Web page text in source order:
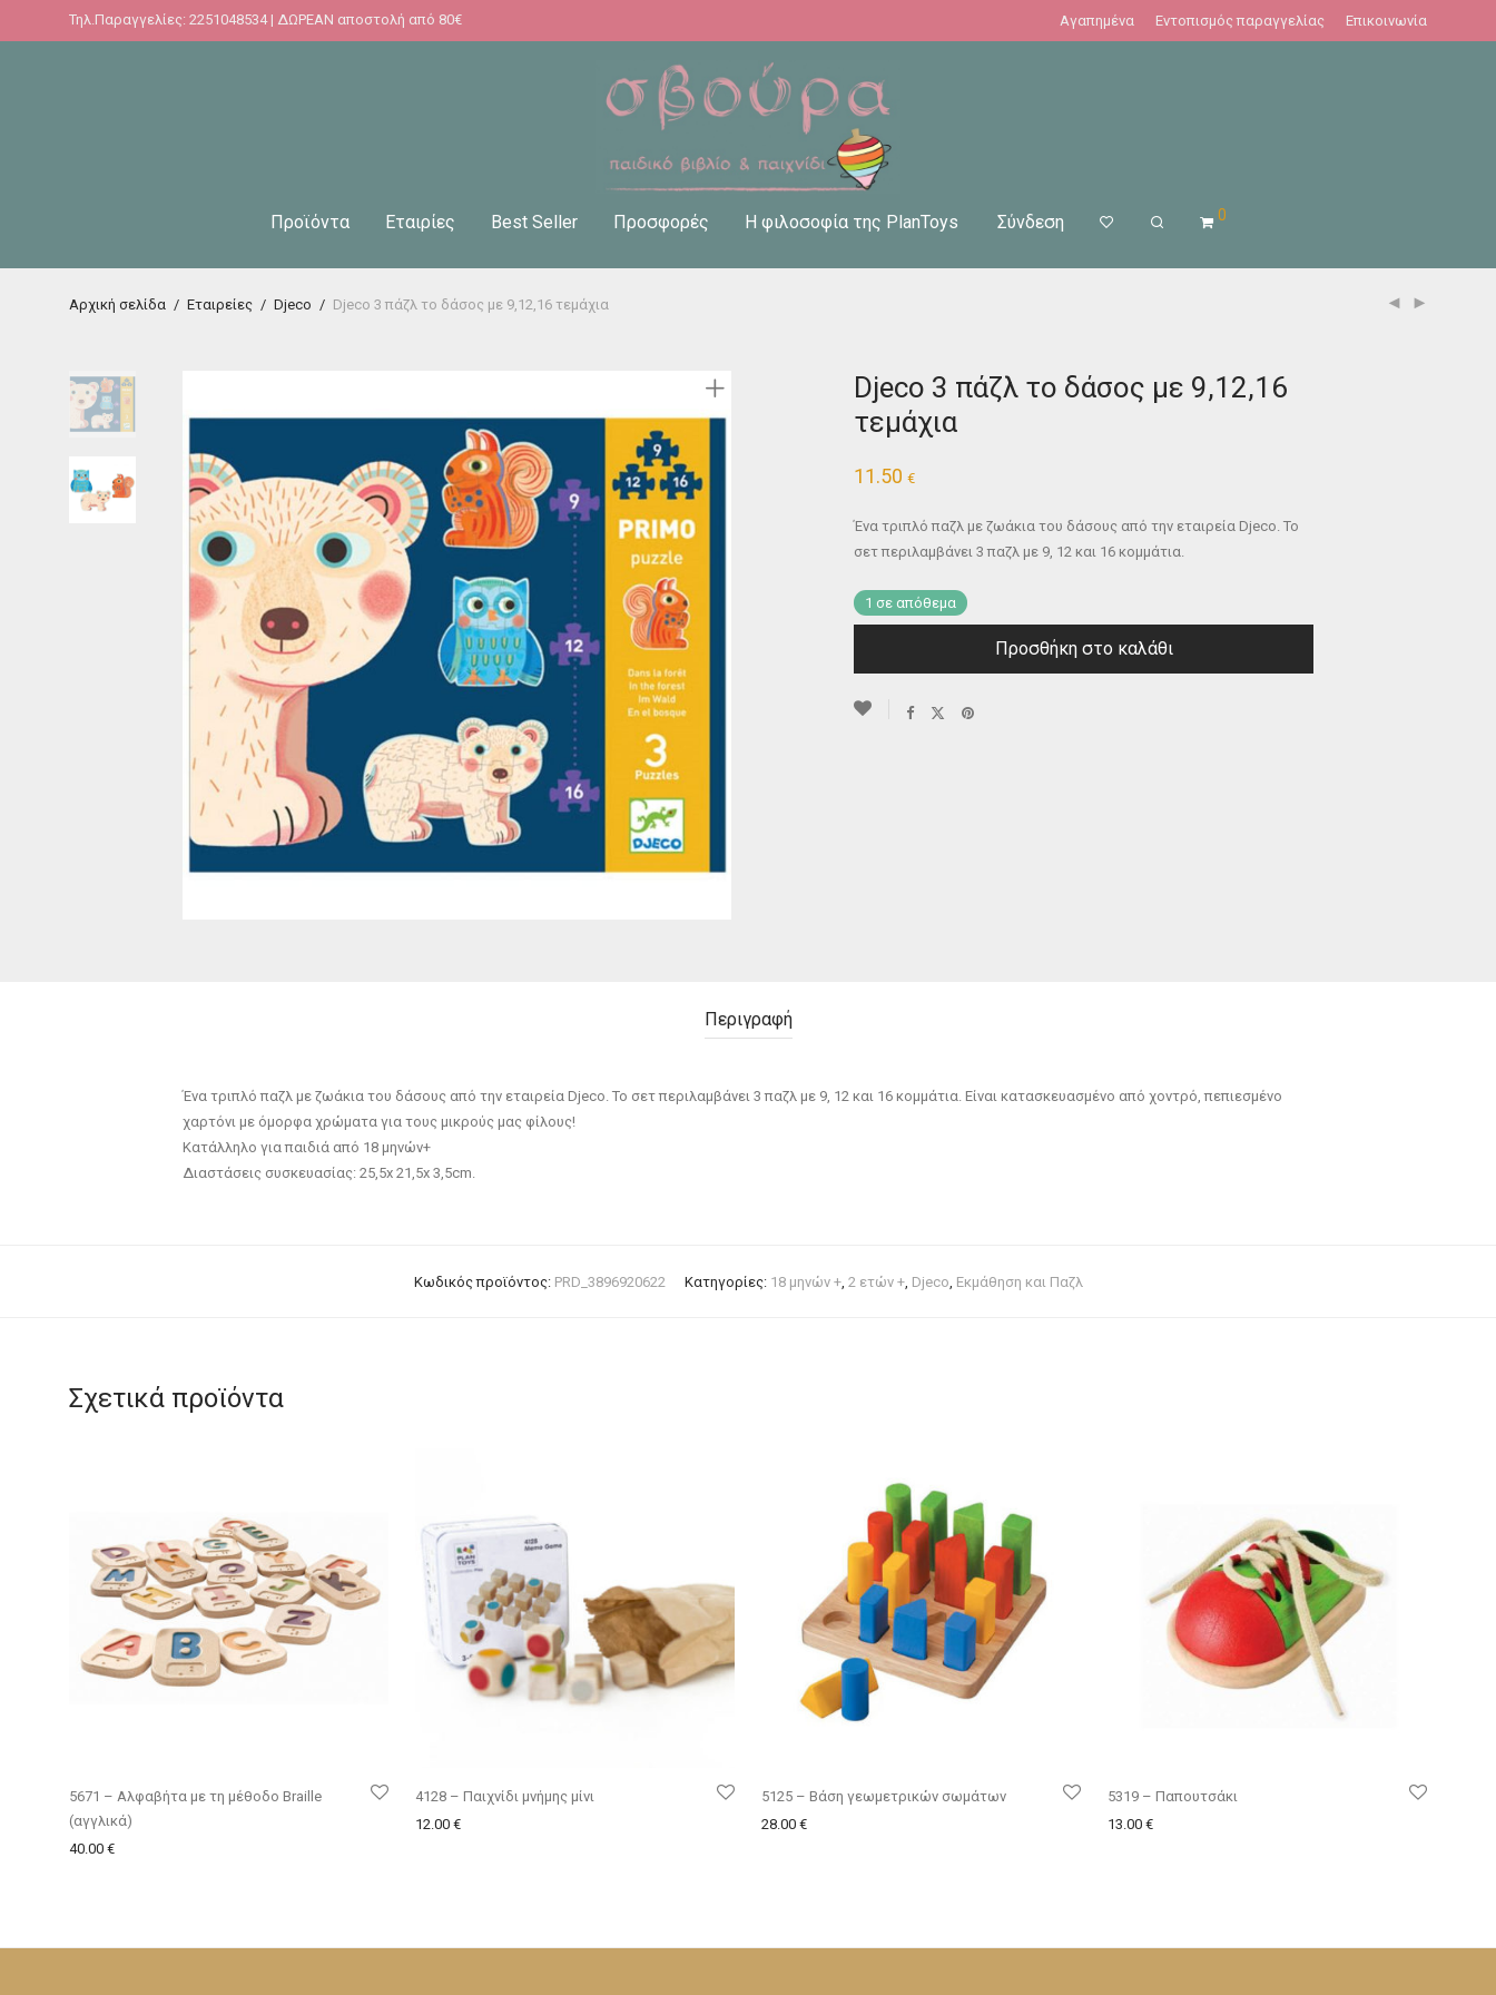
Τηλ.Παραγγελίες: 2251048534 | ΔΩΡΕΑΝ αποστολή από 80€ Αγαπημένα Εντοπισμός παραγγελίας Επικοινωνία
Προϊόντα Εταιρίες Best Seller Προσφορές Η φιλοσοφία της PlanToys Σύνδεση 0
Αρχική σελίδα / Εταιρείες / Djeco / Djeco 3 πάζλ το δάσος με 9,12,16 τεμάχια
Djeco 3 πάζλ το δάσος με 9,12,16
τεμάχια
11.50 €
Ένα τριπλό παζλ με ζωάκια του δάσους από την εταιρεία Djeco. Το
σετ περιλαμβάνει 3 παζλ με 9, 12 και 16 κομμάτια.
1 σε απόθεμα
Προσθήκη στο καλάθι
Περιγραφή
Ένα τριπλό παζλ με ζωάκια του δάσους από την εταιρεία Djeco. Το σετ περιλαμβάνει 3 παζλ με 9, 12 και 16 κομμάτια. Είναι κατασκευασμένο από χοντρό, πεπιεσμένο
χαρτόνι με όμορφα χρώματα για τους μικρούς μας φίλους!
Κατάλληλο για παιδιά από 18 μηνών+
Διαστάσεις συσκευασίας: 25,5x 21,5x 3,5cm.
Κωδικός προϊόντος: PRD_3896920622 Κατηγορίες: 18 μηνών +, 2 ετών +, Djeco, Εκμάθηση και Παζλ
Σχετικά προϊόντα
5671 – Αλφαβήτα με τη μέθοδο Braille
(αγγλικά)
40.00 €
4128 – Παιχνίδι μνήμης μίνι
12.00 €
5125 – Βάση γεωμετρικών σωμάτων
28.00 €
5319 – Παπουτσάκι
13.00 €